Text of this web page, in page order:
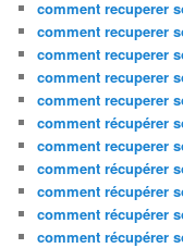
comment recuperer
comment recuperer
comment recuperer
comment recuperer
comment recuperer
comment récupérer
comment recuperer
comment récupérer
comment récupérer
comment récupérer
comment récupérer